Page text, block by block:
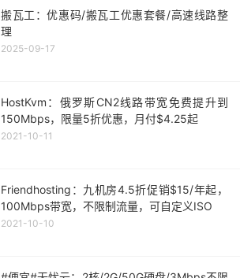
搬瓦工：优惠码/搬瓦工优惠套餐/高速线路整
理
2025-09-17
HostKvm：俄罗斯CN2线路带宽免费提升到
150Mbps，限量5折优惠，月付$4.25起
2021-10-11
Friendhosting：九机房4.5折促销$15/年起，
100Mbps带宽，不限制流量，可自定义ISO
2021-10-10